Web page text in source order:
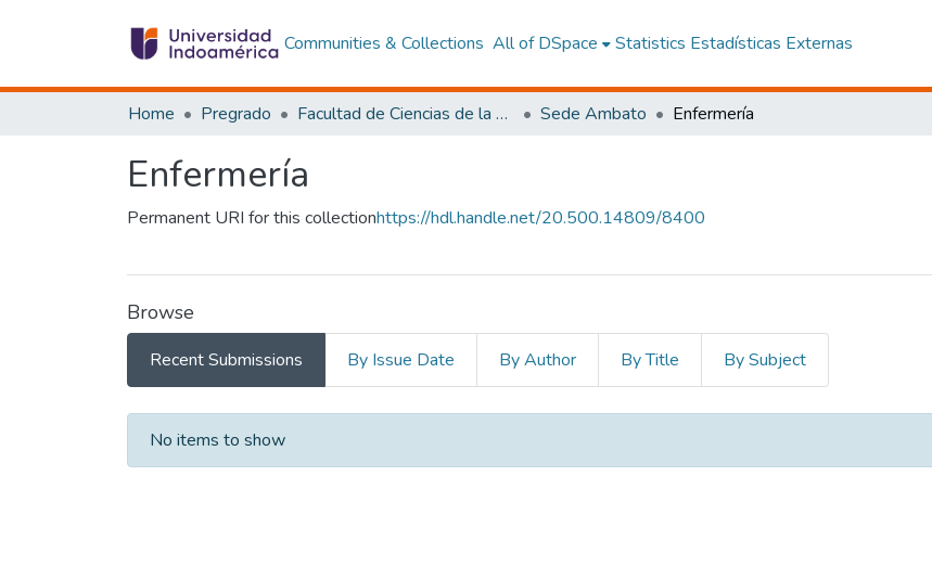
Communities & Collections All of DSpace Statistics Estadísticas Externas
Home Pregrado Facultad de Ciencias de la Salud y Bienestar Humano Sede Ambato Enfermería
Enfermería
Permanent URI for this collectionhttps://hdl.handle.net/20.500.14809/8400
Browse
Recent Submissions By Issue Date By Author By Title By Subject
Recent Submissions
No items to show